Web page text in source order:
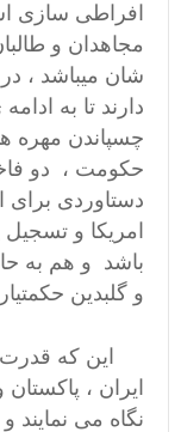
افراطی سازی
مجاهدان و
شان میباشد ،
دارند تا به
چسپاندن مهره
حکومت ، دو
دستاوردی برای
امریکا و
باشد و هم به
و گلبدین حکمتیار
این که قدرت
ایران ،
نگاه می نمایند